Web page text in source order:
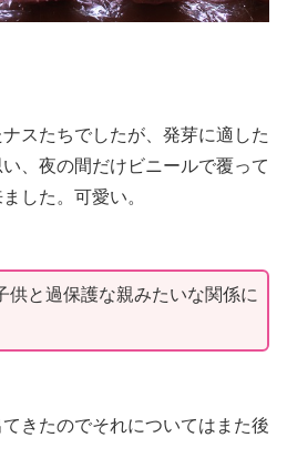
スたちでしたが、発芽に適した
、夜の間だけビニールで覆って
した。可愛い。
供と過保護な親みたいな関係に
きたのでそれについてはまた後